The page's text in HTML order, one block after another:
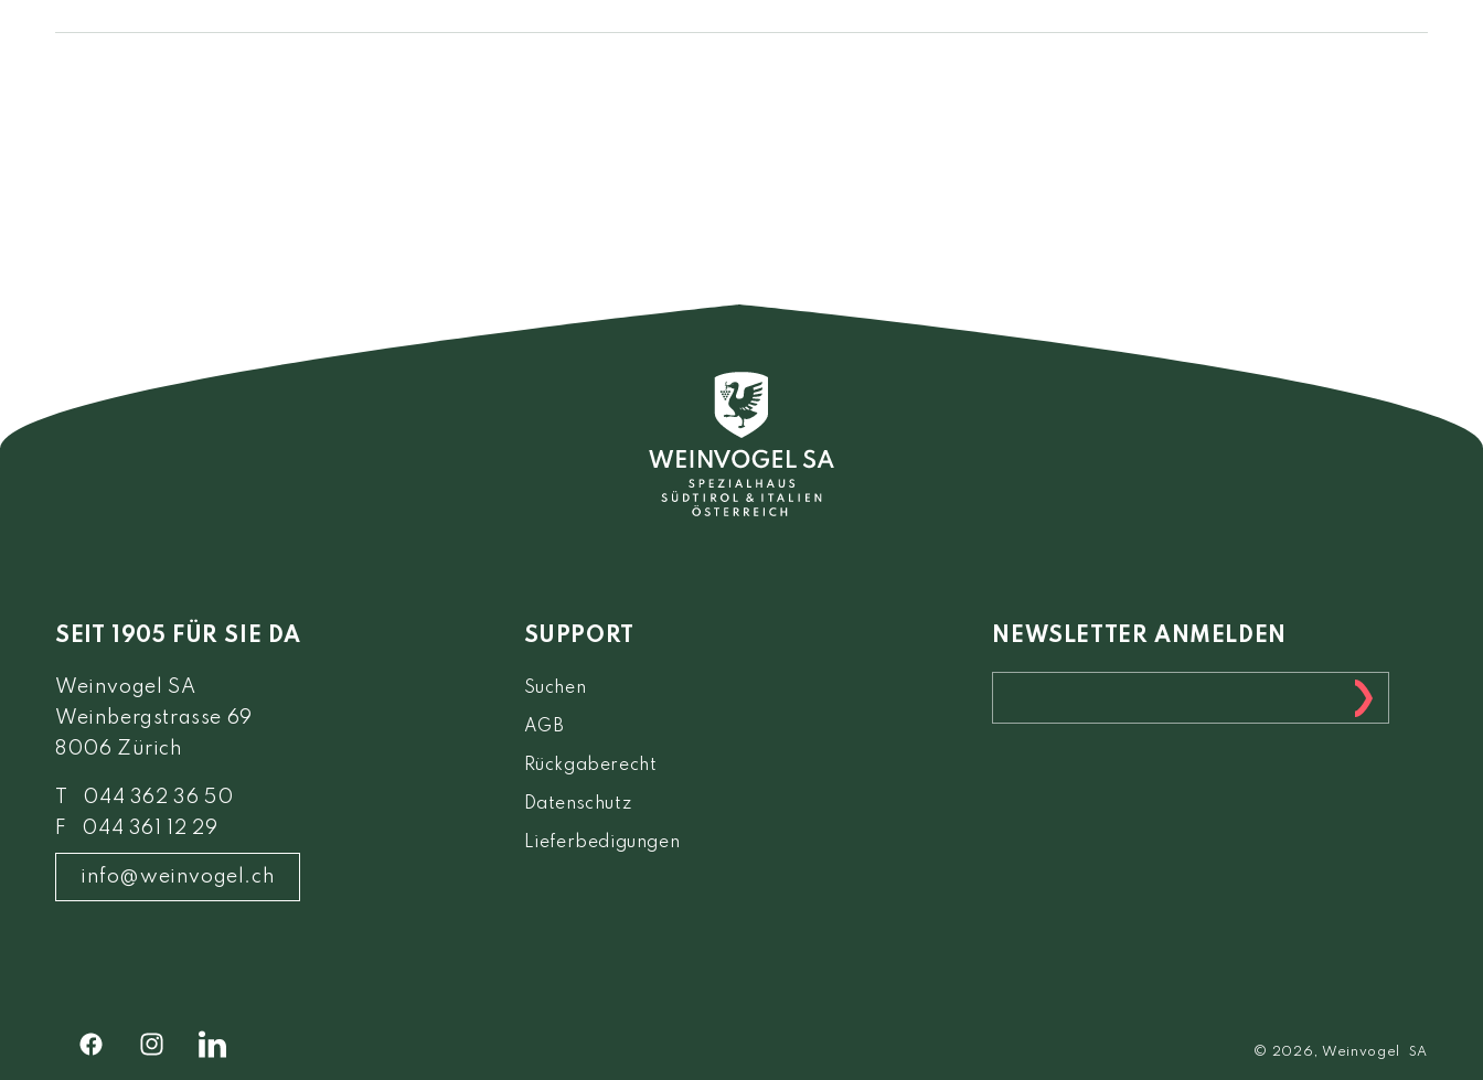
SEIT 1905 FÜR SIE DA
Weinvogel SA
Weinbergstrasse 69
8006 Zürich
T 044 362 36 50
F 044 361 12 29
info@weinvogel.ch
SUPPORT
Suchen
AGB
Rückgaberecht
Datenschutz
Lieferbedigungen
NEWSLETTER ANMELDEN
FacebookInstagramFacebook © 2026, Weinvogel SA